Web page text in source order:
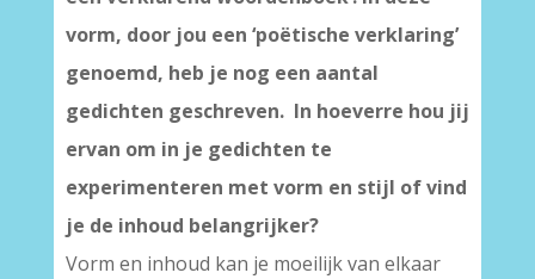
vorm, door jou een ‘poëtische verklaring’
genoemd, heb je nog een aantal
gedichten geschreven. In hoeverre hou jij
ervan om in je gedichten te
experimenteren met vorm en stijl of vind
je de inhoud belangrijker?
Vorm en inhoud kan je moeilijk van elkaar